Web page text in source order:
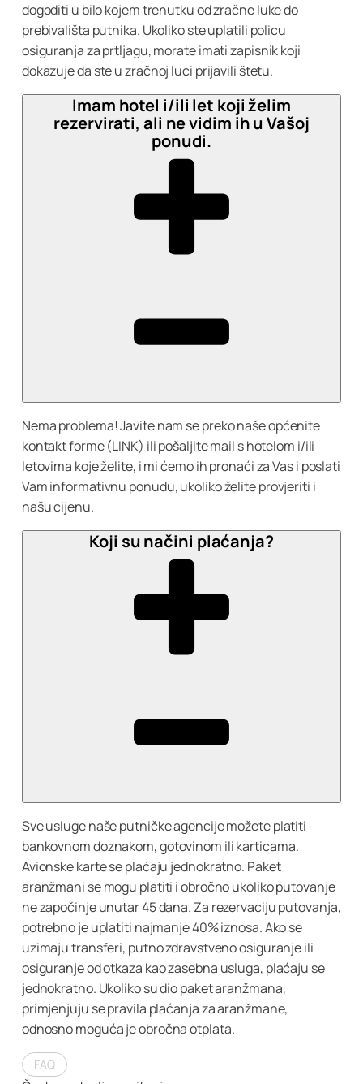
dogoditi u bilo kojem trenutku od zračne luke do
prebivališta putnika. Ukoliko ste uplatili policu
osiguranja za prtljagu, morate imati zapisnik koji
dokazuje da ste u zračnoj luci prijavili štetu.
Imam hotel i/ili let koji želim
rezervirati, ali ne vidim ih u Vašoj
ponudi.
Nema problema! Javite nam se preko naše općenite
kontakt forme (LINK) ili pošaljite mail s hotelom i/ili
letovima koje želite, i mi ćemo ih pronaći za Vas i poslati
Vam informativnu ponudu, ukoliko želite provjeriti i
našu cijenu.
Koji su načini plaćanja?
Sve usluge naše putničke agencije možete platiti
bankovnom doznakom, gotovinom ili karticama.
Avionske karte se plaćaju jednokratno. Paket
aranžmani se mogu platiti i obročno ukoliko putovanje
ne započinje unutar 45 dana. Za rezervaciju putovanja,
potrebno je uplatiti najmanje 40% iznosa. Ako se
uzimaju transferi, putno zdravstveno osiguranje ili
osiguranje od otkaza kao zasebna usluga, plaćaju se
jednokratno. Ukoliko su dio paket aranžmana,
primjenjuju se pravila plaćanja za aranžmane,
odnosno moguća je obročna otplata.
FAQ